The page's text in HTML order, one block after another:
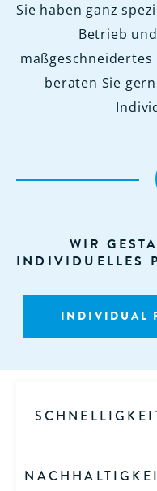
Sie haben ganz
Betrieb
maßgeschneidertes
beraten Sie
WIR
INDIVIDUELLES
INDIVIDUAL